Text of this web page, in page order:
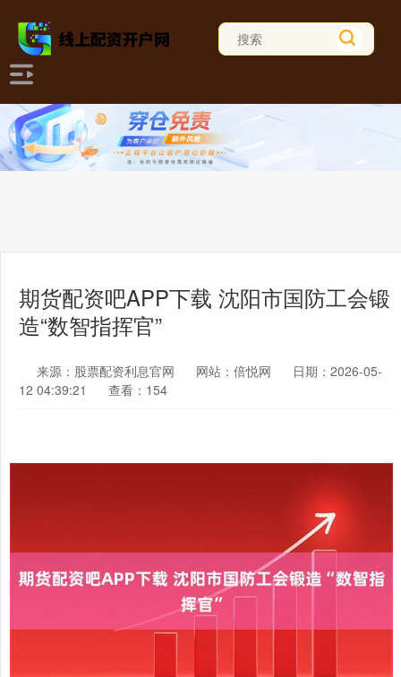
期货配资吧APP下载 沈阳市国防工会锻
造“数智指挥官”
来源：股票配资利息官网 网站：倍悦网
日期：2026-05-
12 04:39:21
查看：154